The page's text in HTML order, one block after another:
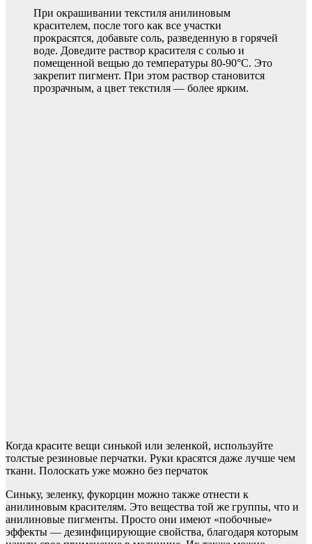
При окрашивании текстиля анилиновым
красителем, после того как все участки
прокрасятся, добавьте соль, разведенную в горячей
воде. Доведите раствор красителя с солью и
помещенной вещью до температуры 80-90°C. Это
закрепит пигмент. При этом раствор становится
прозрачным, а цвет текстиля — более ярким.
Когда красите вещи синькой или зеленкой, используйте
толстые резиновые перчатки. Руки красятся даже лучше чем
ткани. Полоскать уже можно без перчаток
Синьку, зеленку, фукорцин можно также отнести к
анилиновым красителям. Это вещества той же группы, что и
анилиновые пигменты. Просто они имеют «побочные»
эффекты — дезинфицирующие свойства, благодаря которым